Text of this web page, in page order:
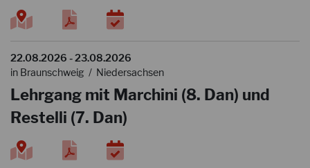
22.08.2026 - 23.08.2026
in Braunschweig / Niedersachsen
Lehrgang mit Marchini (8. Dan) und
Restelli (7. Dan)